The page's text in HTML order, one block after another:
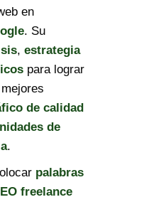
en
. Su
, estrategia
para lograr
de calidad
de
.
palabras
freelance